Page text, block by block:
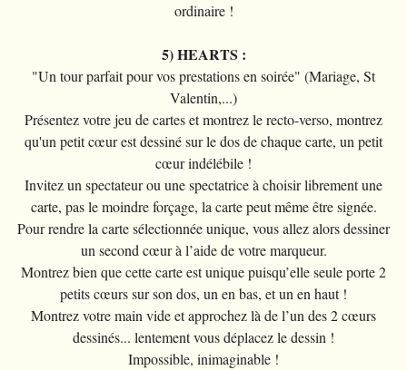
ordinaire !
5) HEARTS :
"Un tour parfait pour vos prestations en soirée" (Mariage, St
Valentin,...)
Présentez votre jeu de cartes et montrez le recto-verso, montrez
qu'un petit cœur est dessiné sur le dos de chaque carte, un petit
cœur indélébile !
Invitez un spectateur ou une spectatrice à choisir librement une
carte, pas le moindre forçage, la carte peut même être signée.
Pour rendre la carte sélectionnée unique, vous allez alors dessiner
un second cœur à l’aide de votre marqueur.
Montrez bien que cette carte est unique puisqu’elle seule porte 2
petits cœurs sur son dos, un en bas, et un en haut !
Montrez votre main vide et approchez là de l’un des 2 cœurs
dessinés... lentement vous déplacez le dessin !
Impossible, inimaginable !